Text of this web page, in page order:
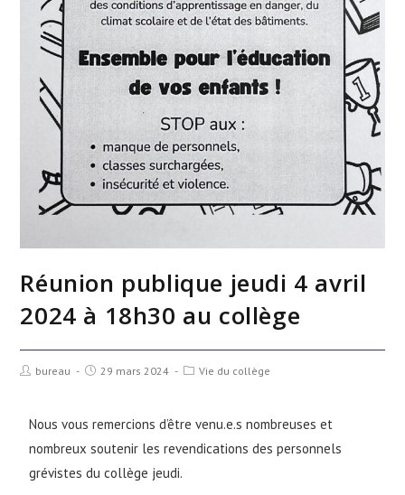
Réunion publique jeudi 4 avril
2024 à 18h30 au collège
bureau 29 mars 2024 Vie du collège
Nous vous remercions d’être venu.e.s nombreuses et
nombreux soutenir les revendications des personnels
grévistes du collège jeudi.